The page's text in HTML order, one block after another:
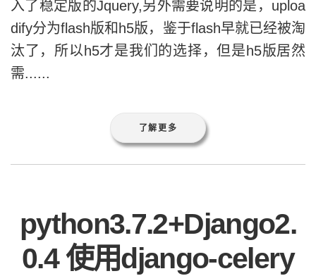
入了稳定版的Jquery,另外需要说明的是，uploa
dify分为flash版和h5版，鉴于flash早就已经被淘
汰了，所以h5才是我们的选择，但是h5版居然
需......
了解更多
python3.7.2+Django2.
0.4 使用django-celery